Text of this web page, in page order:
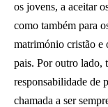
os jovens, a aceitar
como também para
matrimónio cristão e
pais. Por outro lado,
responsabilidade de
chamada a ser